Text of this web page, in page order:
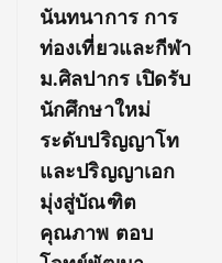
Post:
นันทนาการ การ
ท่องเที่ยวและกีฬา
ม.ศิลปากร เปิดรับ
นักศึกษาใหม่
ระดับปริญญาโท
และปริญญาเอก
มุ่งสู่บัณฑิต
คุณภาพ ตอบ